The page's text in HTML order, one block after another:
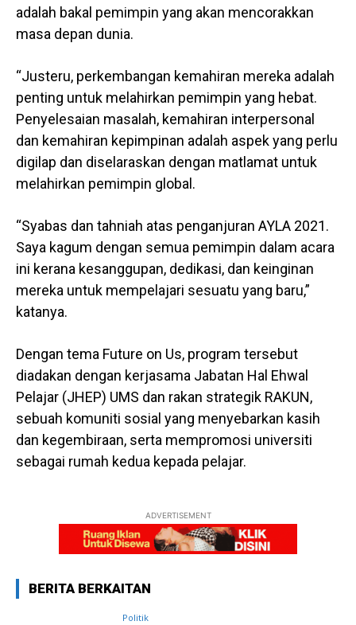
adalah bakal pemimpin yang akan mencorakkan
masa depan dunia.
“Justeru, perkembangan kemahiran mereka adalah
penting untuk melahirkan pemimpin yang hebat.
Penyelesaian masalah, kemahiran interpersonal
dan kemahiran kepimpinan adalah aspek yang perlu
digilap dan diselaraskan dengan matlamat untuk
melahirkan pemimpin global.
“Syabas dan tahniah atas penganjuran AYLA 2021.
Saya kagum dengan semua pemimpin dalam acara
ini kerana kesanggupan, dedikasi, dan keinginan
mereka untuk mempelajari sesuatu yang baru,”
katanya.
Dengan tema Future on Us, program tersebut
diadakan dengan kerjasama Jabatan Hal Ehwal
Pelajar (JHEP) UMS dan rakan strategik RAKUN,
sebuah komuniti sosial yang menyebarkan kasih
dan kegembiraan, serta mempromosi universiti
sebagai rumah kedua kepada pelajar.
ADVERTISEMENT
BERITA BERKAITAN
Politik